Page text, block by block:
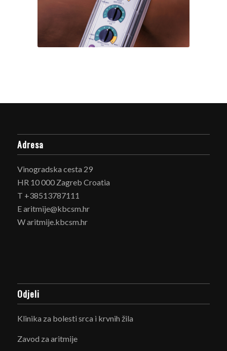
Adresa
Vinogradska cesta 29
HR 10 000 Zagreb Croatia
T +38513787111
E aritmije@kbcsm.hr
W aritmije.kbcsm.hr
Odjeli
Klinika za bolesti srca i krvnih žila
Zavod za aritmije